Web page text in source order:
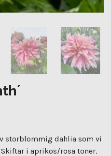
storblommig dahlia som vi
i aprikos/rosa toner.